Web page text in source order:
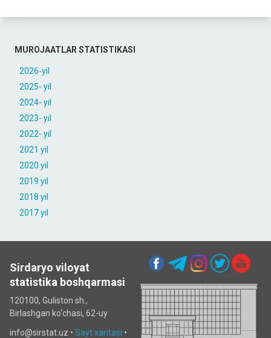
MUROJAATLAR STATISTIKASI
2026-yil
2025- yil
2024- yil
2023- yil
2022- yil
2021 yil
2020 yil
2019 yil
2018 yil
2017 yil
Sirdaryo viloyat
statistika boshqarmasi
120100, Guliston sh.,
Birlashgan ko‘chаsi, 62-uy
info@sirstat.uz • Sayt xaritasi •